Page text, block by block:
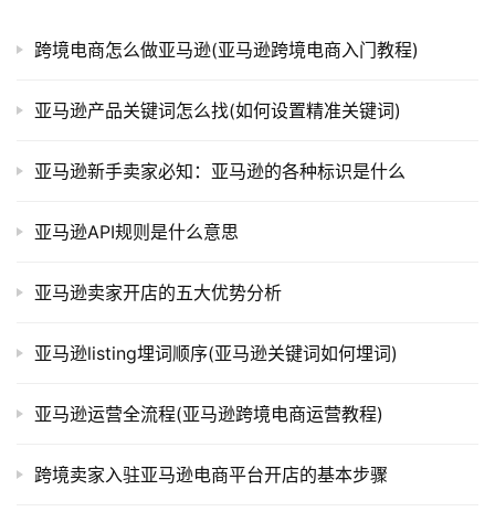
跨境电商怎么做亚马逊(亚马逊跨境电商入门教程)
亚马逊产品关键词怎么找(如何设置精准关键词)
亚马逊新手卖家必知：亚马逊的各种标识是什么
亚马逊API规则是什么意思
亚马逊卖家开店的五大优势分析
亚马逊listing埋词顺序(亚马逊关键词如何埋词)
亚马逊运营全流程(亚马逊跨境电商运营教程)
跨境卖家入驻亚马逊电商平台开店的基本步骤